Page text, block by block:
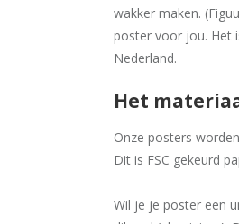
wakker maken.
poster voor jou. Het
Nederland.
Het
Onze posters
Dit is FSC gekeurd
Wil je je poster een